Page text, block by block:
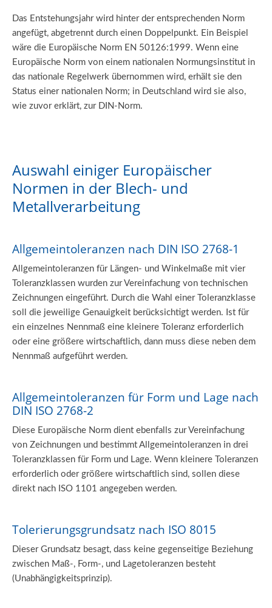
Das Entstehungsjahr wird hinter der entsprechenden Norm
angefügt, abgetrennt durch einen Doppelpunkt. Ein Beispiel
wäre die Europäische Norm EN 50126:1999. Wenn eine
Europäische Norm von einem nationalen Normungsinstitut in
das nationale Regelwerk übernommen wird, erhält sie den
Status einer nationalen Norm; in Deutschland wird sie also,
wie zuvor erklärt, zur DIN-Norm.
Auswahl einiger Europäischer
Normen in der Blech- und
Metallverarbeitung
Allgemeintoleranzen nach DIN ISO 2768-1
Allgemeintoleranzen für Längen- und Winkelmaße mit vier
Toleranzklassen wurden zur Vereinfachung von technischen
Zeichnungen eingeführt. Durch die Wahl einer Toleranzklasse
soll die jeweilige Genauigkeit berücksichtigt werden. Ist für
ein einzelnes Nennmaß eine kleinere Toleranz erforderlich
oder eine größere wirtschaftlich, dann muss diese neben dem
Nennmaß aufgeführt werden.
Allgemeintoleranzen für Form und Lage nach
DIN ISO 2768-2
Diese Europäische Norm dient ebenfalls zur Vereinfachung
von Zeichnungen und bestimmt Allgemeintoleranzen in drei
Toleranzklassen für Form und Lage. Wenn kleinere Toleranzen
erforderlich oder größere wirtschaftlich sind, sollen diese
direkt nach ISO 1101 angegeben werden.
Tolerierungsgrundsatz nach ISO 8015
Dieser Grundsatz besagt, dass keine gegenseitige Beziehung
zwischen Maß-, Form-, und Lagetoleranzen besteht
(Unabhängigkeitsprinzip).